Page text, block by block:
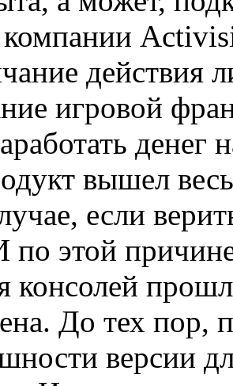
действия
игровой
вышел
если
по этой
консолей
До тех пор,
версии